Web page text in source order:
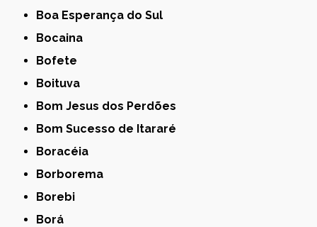
Boa Esperança do Sul
Bocaina
Bofete
Boituva
Bom Jesus dos Perdões
Bom Sucesso de Itararé
Boracéia
Borborema
Borebi
Borá